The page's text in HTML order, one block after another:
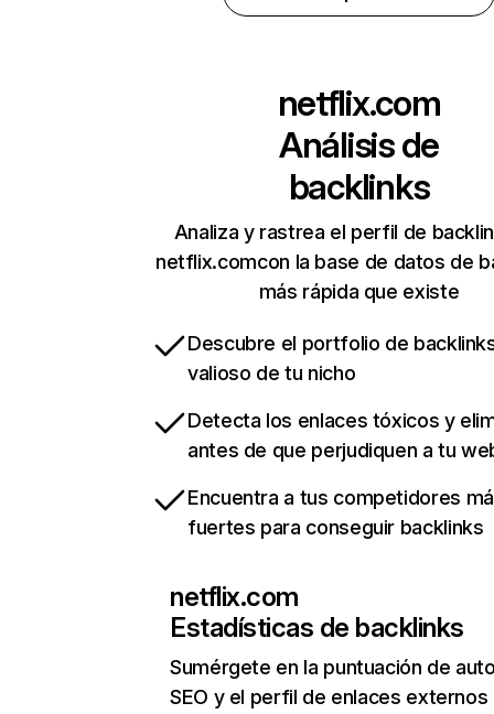
netflix.com
Análisis de
backlinks
Analiza y rastrea el perfil de
netflix.comcon la base de datos de
más rápida que existe
Descubre el portfolio de
valioso de tu nicho
Detecta los enlaces tóxicos y
antes de que perjudiquen a tu
Encuentra a tus competidores
fuertes para conseguir backlinks
netflix.com
Estadísticas de backlinks
Sumérgete en la puntuación de
SEO y el perfil de enlaces externos